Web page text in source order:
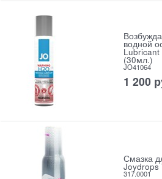
водной
Lubricant
(30мл.)
JO41064
1 200
Смазка
Joydrops
317.0001